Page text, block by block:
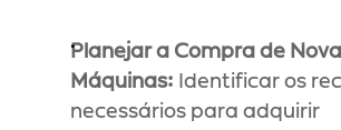
Planejar a Compra de
Máquinas: Identificar os
necessários para adquirir